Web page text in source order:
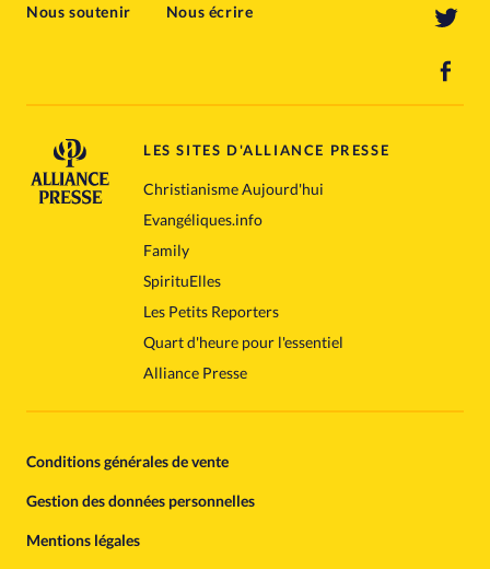
Nous soutenir Nous écrire
LES SITES D'ALLIANCE PRESSE
Christianisme Aujourd'hui
Evangéliques.info
Family
SpirituElles
Les Petits Reporters
Quart d'heure pour l'essentiel
Alliance Presse
Conditions générales de vente
Gestion des données personnelles
Mentions légales